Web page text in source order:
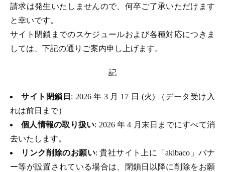
請求は発生いたしませんので、何卒ご了承いただけます
と幸いです。
サイト閉鎖までのスケジュールおよび各種対応につきま
しては、下記の通りご案内申し上げます。
記
サイト閉鎖日 : 2026 年 3 月 17 日 (火) （データ受け入
れは前日まで）
個人情報の取り扱い: 2026 年 4 月末日までにすべて消
去いたします。
リンク削除のお願い: 貴社サイト上に「akibaco」バナ
ー等が設置されている場合は、閉鎖日以降に削除をお願